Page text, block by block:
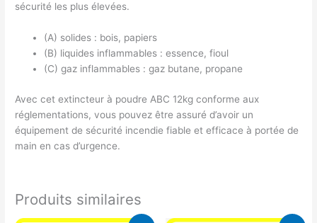
sécurité les plus élevées.
(A) solides : bois, papiers
(B) liquides inflammables : essence, fioul
(C) gaz inflammables : gaz butane, propane
Avec cet extincteur à poudre ABC 12kg conforme aux
réglementations, vous pouvez être assuré d’avoir un
équipement de sécurité incendie fiable et efficace à portée de
main en cas d’urgence.
Produits similaires